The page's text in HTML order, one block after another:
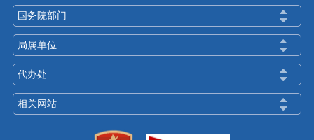
国务院部门
局属单位
代办处
相关网站